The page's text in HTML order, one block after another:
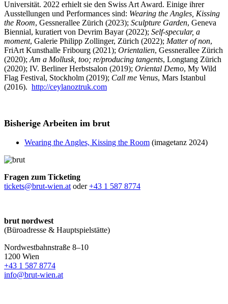
Universität. 2022 erhielt sie den Swiss Art Award. Einige ihrer
Ausstellungen und Performances sind: Wearing the Angles, Kissing
the Room, Gessnerallee Zürich (2023); Sculpture Garden, Geneva
Biennial, kuratiert von Devrim Bayar (2022); Self-specular, a
moment, Galerie Philipp Zollinger, Zürich (2022); Matter of non,
FriArt Kunsthalle Fribourg (2021); Orientalien, Gessnerallee Zürich
(2020); Am a Mollusk, too; re/producing tangents, Longtang Zürich
(2020); IV. Berliner Herbstsalon (2019); Oriental Demo, My Wild
Flag Festival, Stockholm (2019); Call me Venus, Mars Istanbul
(2016). http://ceylanoztruk.com
Bisherige Arbeiten im brut
Wearing the Angles, Kissing the Room (imagetanz 2024)
Fragen zum Ticketing
tickets@brut-wien.at oder+43 1 587 8774
brut nordwest
(Büroadresse & Hauptspielstätte)
Nordwestbahnstraße 8–10
1200 Wien
+43 1 587 8774
info@brut-wien.at